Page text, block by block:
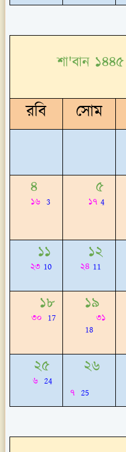
শা'বান
রবি সোম
৪
১৬ 3
৫
১৭ 4
১১
২৩ 10
১২
২৪ 11
১৮
৩০ 17
১৯
৩১
18
২৫
৬ 24
২৬
৭ 25